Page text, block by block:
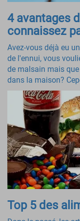
4 avantages
connaissez
Avez-vous déjà eu
de l'ennui, vous
de malsain mais
dans la maison?
Top 5 des